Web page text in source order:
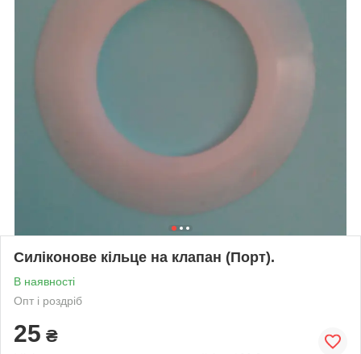
Силіконове кільце на клапан (Порт).
В наявності
Опт і роздріб
25 ₴